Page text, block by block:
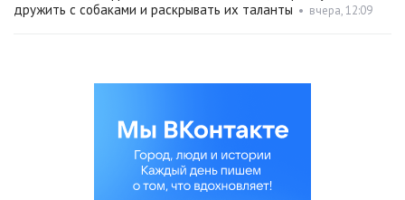
дружить с собаками и раскрывать их таланты • вчера, 12:09